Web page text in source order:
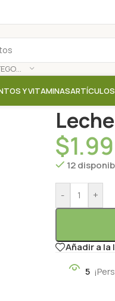
SELECCIONAR CATEGORÍA
Y VITAMINASARTÍCULOS
$
12
- +
Añadir a la
5